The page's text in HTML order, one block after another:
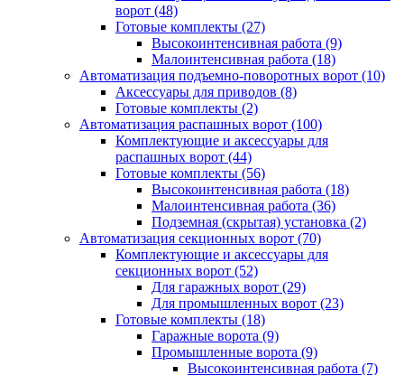
ворот (48)
Готовые комплекты (27)
Высокоинтенсивная работа (9)
Малоинтенсивная работа (18)
Автоматизация подъемно-поворотных ворот (10)
Аксессуары для приводов (8)
Готовые комплекты (2)
Автоматизация распашных ворот (100)
Комплектующие и аксессуары для
распашных ворот (44)
Готовые комплекты (56)
Высокоинтенсивная работа (18)
Малоинтенсивная работа (36)
Подземная (скрытая) установка (2)
Автоматизация секционных ворот (70)
Комплектующие и аксессуары для
секционных ворот (52)
Для гаражных ворот (29)
Для промышленных ворот (23)
Готовые комплекты (18)
Гаражные ворота (9)
Промышленные ворота (9)
Высокоинтенсивная работа (7)